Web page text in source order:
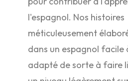
l'espagnol. Nos histoires
méticuleusement
dans un espagnol facile
adapté de sorte à faire